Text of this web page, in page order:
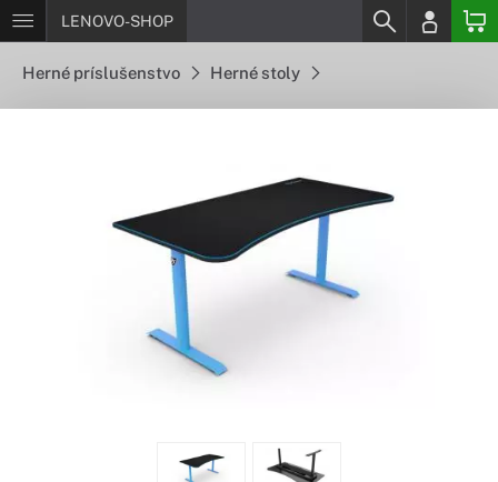
LENOVO-SHOP
Herné príslušenstvo Herné stoly